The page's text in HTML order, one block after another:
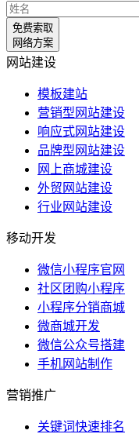
免费索取
网络方案
网站建设
模板建站
营销型网站建设
响应式网站建设
品牌型网站建设
网上商城建设
外贸网站建设
行业网站建设
移动开发
微信小程序官网
社区团购小程序
小程序分销商城
微商城开发
微信公众号搭建
手机网站制作
营销推广
关键词快速排名